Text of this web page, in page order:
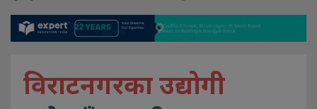
विराटनगरका उद्योगी